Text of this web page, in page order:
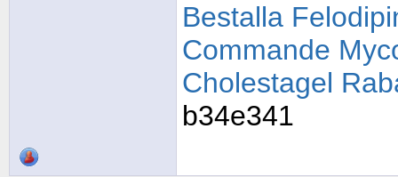
Bestalla
Commande
Cholestagel
b34e341